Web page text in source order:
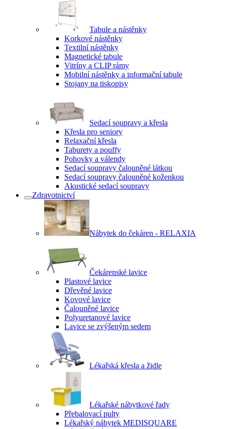
Tabule a nástěnky
Korkové nástěnky
Textilní nástěnky
Magnetické tabule
Vitríny a CLIP rámy
Mobilní nástěnky a informační tabule
Stojany na tiskopisy
Sedací soupravy a křesla
Křesla pro seniory
Relaxační křesla
Taburety a pouffy
Pohovky a válendy
Sedací soupravy čalouněné látkou
Sedací soupravy čalouněné koženkou
Akustické sedací soupravy
Zdravotnictví
Nábytek do čekáren - RELAXIA
Čekárenské lavice
Plastové lavice
Dřevěné lavice
Kovové lavice
Čalouněné lavice
Polyuretanové lavice
Lavice se zvýšeným sedem
Lékařská křesla a židle
Lékařské nábytkové řady
Přebalovací pulty
Lékařský nábytek MEDISQUARE